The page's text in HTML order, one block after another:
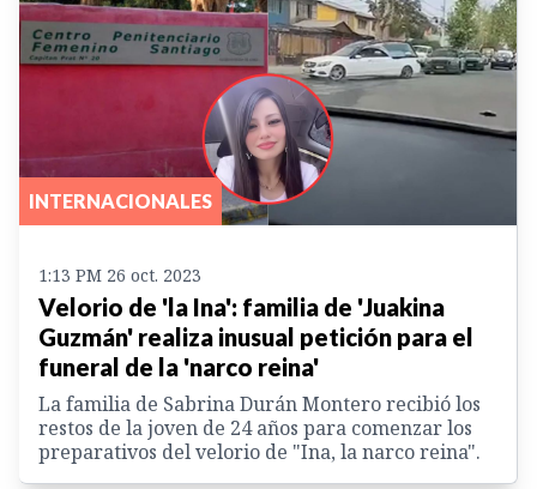
INTERNACIONALES
1:13 PM 26 oct. 2023
Velorio de 'la Ina': familia de 'Juakina
Guzmán' realiza inusual petición para el
funeral de la 'narco reina'
La familia de Sabrina Durán Montero recibió los
restos de la joven de 24 años para comenzar los
preparativos del velorio de "Ina, la narco reina".